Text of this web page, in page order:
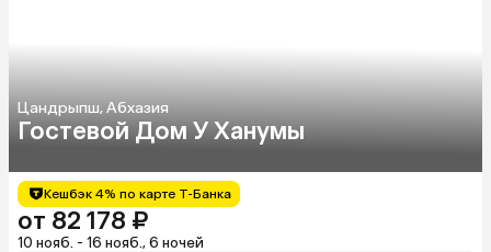
Цандрыпш, Абхазия
Гостевой Дом У Ханумы
Кешбэк 4% по карте Т-Банка
от 82 178 ₽
10 нояб. - 16 нояб., 6 ночей